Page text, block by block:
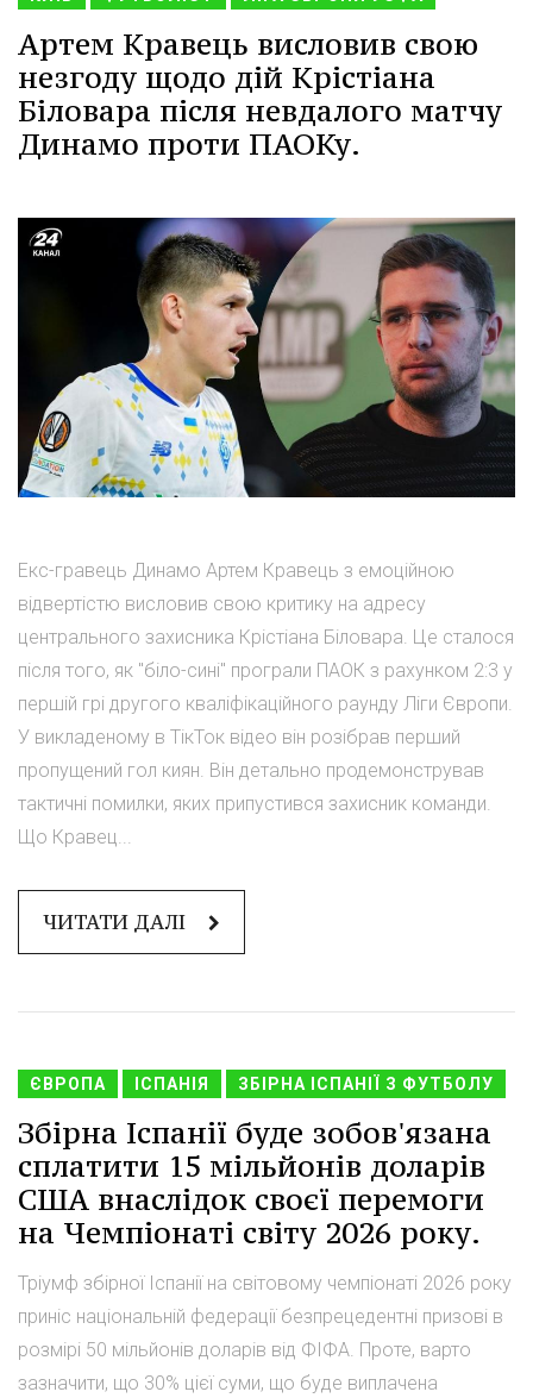
Артем Кравець висловив свою
незгоду щодо дій Крістіана
Біловара після невдалого матчу
Динамо проти ПАОКу.
Екс-гравець Динамо Артем Кравець з емоційною
відвертістю висловив свою критику на адресу
центрального захисника Крістіана Біловара. Це сталося
після того, як "біло-сині" програли ПАОК з рахунком 2:3 у
першій грі другого кваліфікаційного раунду Ліги Європи.
У викладеному в ТікТок відео він розібрав перший
пропущений гол киян. Він детально продемонстрував
тактичні помилки, яких припустився захисник команди.
Що Кравец...
ЧИТАТИ ДАЛІ
ЄВРОПА ІСПАНІЯ ЗБІРНА ІСПАНІЇ З ФУТБОЛУ
Збірна Іспанії буде зобов'язана
сплатити 15 мільйонів доларів
США внаслідок своєї перемоги
на Чемпіонаті світу 2026 року.
Тріумф збірної Іспанії на світовому чемпіонаті 2026 року
приніс національній федерації безпрецедентні призові в
розмірі 50 мільйонів доларів від ФІФА. Проте, варто
зазначити, що 30% цієї суми, що буде виплачена